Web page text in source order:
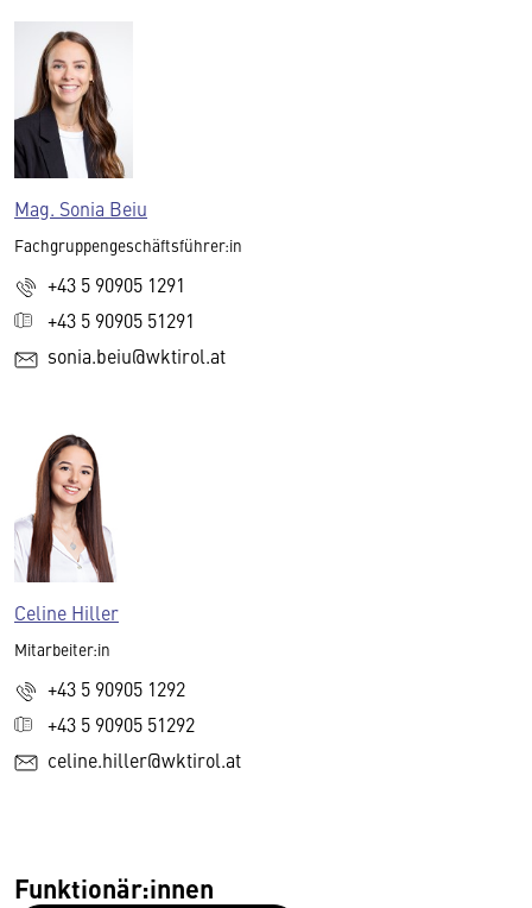
Mag. Sonia Beiu
Fachgruppengeschäftsführer:in
+43 5 90905 1291
+43 5 90905 51291
sonia.beiu@wktirol.at
Celine Hiller
Mitarbeiter:in
+43 5 90905 1292
+43 5 90905 51292
celine.hiller@wktirol.at
Funktionär:innen